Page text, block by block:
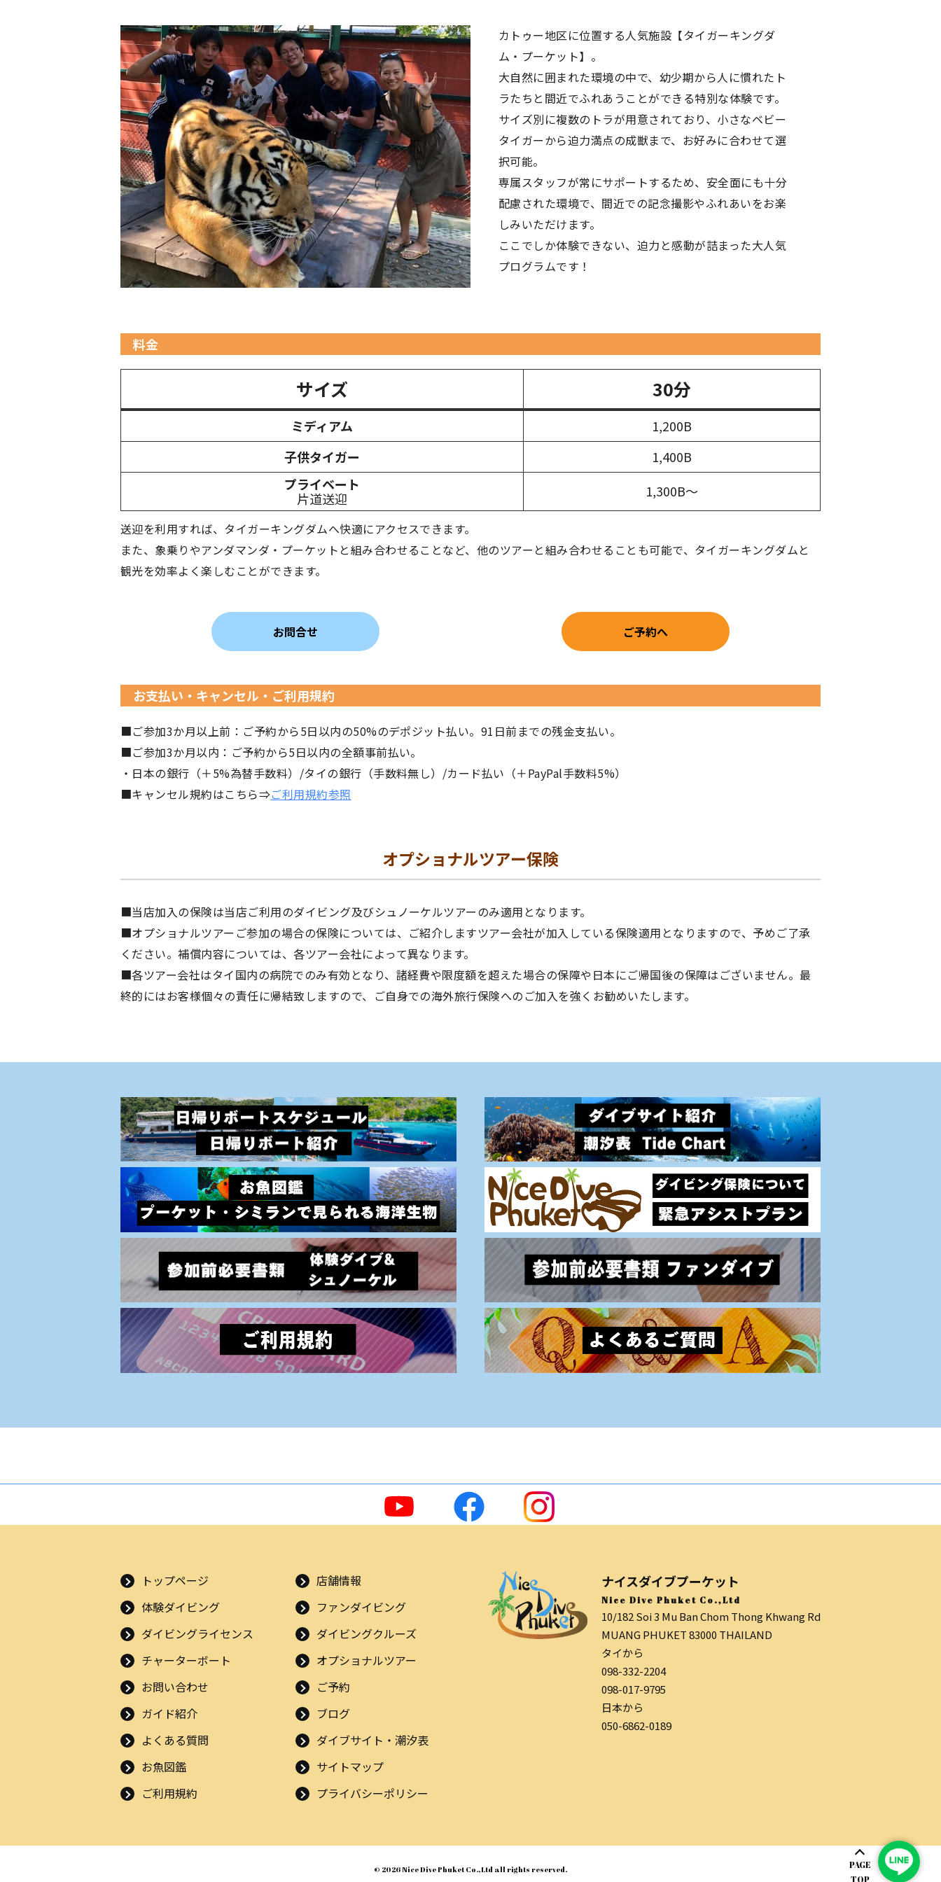
カトゥー地区に位置する人気施設【タイガーキングダ
ム・プーケット】。
大自然に囲まれた環境の中で、幼少期から人に慣れたト
ラたちと間近でふれあうことができる特別な体験です。
サイズ別に複数のトラが用意されており、小さなベビー
タイガーから迫力満点の成獣まで、お好みに合わせて選
択可能。
専属スタッフが常にサポートするため、安全面にも十分
配慮された環境で、間近での記念撮影やふれあいをお楽
しみいただけます。
ここでしか体験できない、迫力と感動が詰まった大人気
プログラムです！
料金
サイズ 30分
ミディアム
1,200B
子供タイガー
1,400B
プライベート
片道送迎
1,300B～
送迎を利用すれば、タイガーキングダムへ快適にアクセスできます。
また、象乗りやアンダマンダ・プーケットと組み合わせることなど、他のツアーと組み合わせることも可能で、タイガーキングダムと
観光を効率よく楽しむことができます。
お問合せ ご予約へ
お支払い・キャンセル・ご利用規約
■ご参加3か月以上前：ご予約から5日以内の50%のデポジット払い。91日前までの残金支払い。
■ご参加3か月以内：ご予約から5日以内の全額事前払い。
・日本の銀行（＋5%為替手数料）/タイの銀行（手数料無し）/カード払い（＋PayPal手数料5%）
■キャンセル規約はこちら⇒ご利用規約参照
オプショナルツアー保険
■当店加入の保険は当店ご利用のダイビング及びシュノーケルツアーのみ適用となります。
■オプショナルツアーご参加の場合の保険については、ご紹介しますツアー会社が加入している保険適用となりますので、予めご了承
ください。補償内容については、各ツアー会社によって異なります。
■各ツアー会社はタイ国内の病院でのみ有効となり、諸経費や限度額を超えた場合の保障や日本にご帰国後の保障はございません。最
終的にはお客様個々の責任に帰結致しますので、ご自身での海外旅行保険へのご加入を強くお勧めいたします。
PAGE
TOP
トップページ
店舗情報
体験ダイビング
ファンダイビング
ダイビングライセンス
ダイビングクルーズ
チャーターボート
オプショナルツアー
お問い合わせ
ご予約
ガイド紹介
ブログ
よくある質問
ダイブサイト・潮汐表
お魚図鑑
サイトマップ
ご利用規約
プライバシーポリシー
ナイスダイブプーケット
Nice Dive Phuket Co.,Ltd
10/182 Soi 3 Mu Ban Chom Thong Khwang Rd
MUANG PHUKET 83000 THAILAND
タイから
098-332-2204
098-017-9795
日本から
050-6862-0189
© 2026 Nice Dive Phuket Co.,Ltd all rights reserved.